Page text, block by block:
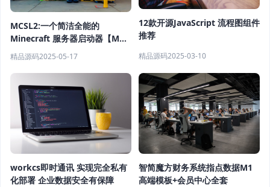
MCSL2:一个简洁全能的
Minecraft 服务器启动器【MC
开服神器】
精品源码2025-05-17
12款开源JavaScript 流程图组件
推荐
精品源码2025-03-10
workcs即时通讯 实现完全私有
化部署 企业数据安全有保障
智简魔方财务系统指点数据M1
高端模板+会员中心全套